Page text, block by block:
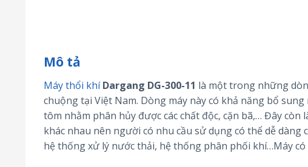
Mô tả
Máy thổi khí Dargang DG-300-11 là một trong những
chuộng tại Việt Nam. Dòng máy này có khả năng bổ
tôm nhằm phân hủy được các chất độc, cặn bã,… Đây
khác nhau nên người có nhu cầu sử dụng có thể dễ
hệ thống xử lý nước thải, hệ thống phân phối khí…Máy có